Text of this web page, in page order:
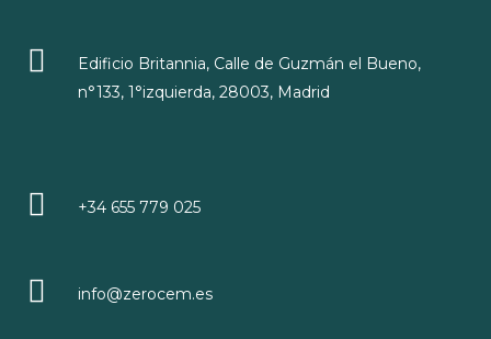
Edificio Britannia, Calle de Guzmán el Bueno,
n°133, 1°izquierda, 28003, Madrid
+34 655 779 025
info@zerocem.es